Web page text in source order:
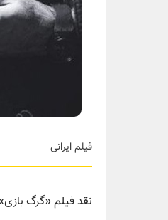
فیلم ایرانی
نقد فیلم «گرگ